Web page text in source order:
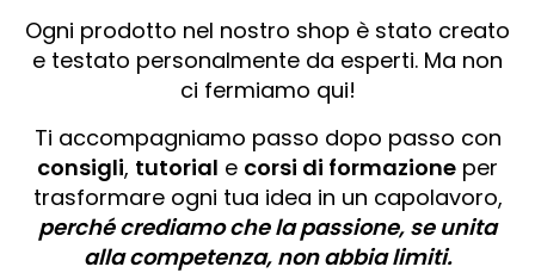
Ogni prodotto nel nostro shop è stato creato
e testato personalmente da esperti. Ma non
ci fermiamo qui!
Ti accompagniamo passo dopo passo con
consigli, tutorial e corsi di formazione per
trasformare ogni tua idea in un capolavoro,
perché crediamo che la passione, se unita
alla competenza, non abbia limiti.